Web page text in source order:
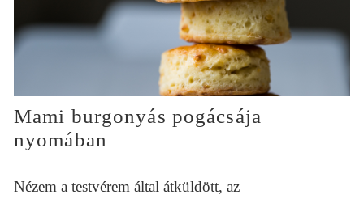
Mami burgonyás pogácsája
nyomában
Nézem a testvérem által átküldött, az